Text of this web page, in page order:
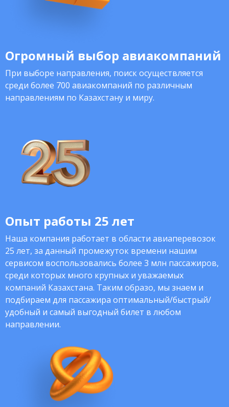
Огромный выбор авиакомпаний
При выборе направления, поиск осуществляется
среди более 700 авиакомпаний по различным
направлениям по Казахстану и миру.
Опыт работы 25 лет
Наша компания работает в области авиаперевозок
25 лет, за данный промежуток времени нашим
сервисом воспользовались более 3 млн пассажиров,
среди которых много крупных и уважаемых
компаний Казахстана. Таким образо, мы знаем и
подбираем для пассажира оптимальный/быстрый/
удобный и самый выгодный билет в любом
направлении.